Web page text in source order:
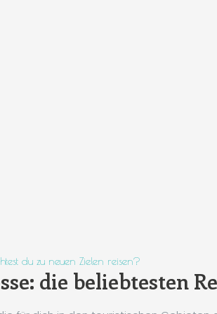
du zu neuen Zielen reisen?
die beliebtesten